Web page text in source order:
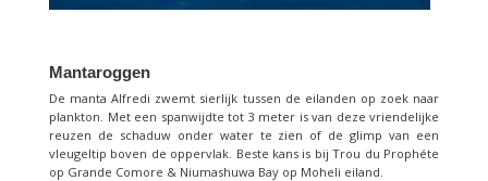
Mantaroggen
De manta Alfredi zwemt sierlijk tussen de eilanden op zoek naar
plankton. Met een spanwijdte tot 3 meter is van deze vriendelijke
reuzen de schaduw onder water te zien of de glimp van een
vleugeltip boven de oppervlak. Beste kans is bij Trou du Prophéte
op Grande Comore & Niumashuwa Bay op Moheli eiland.